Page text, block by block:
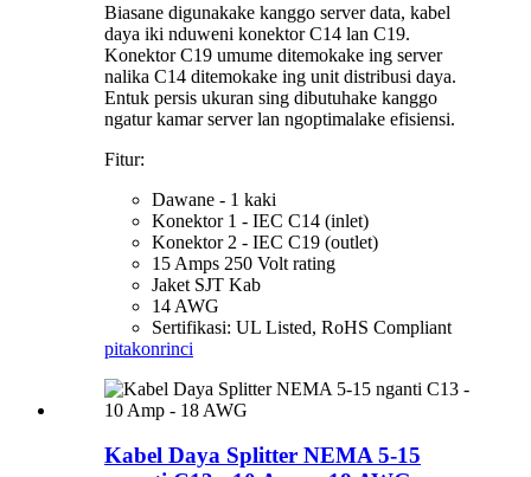
Biasane digunakake kanggo server data, kabel
daya iki nduweni konektor C14 lan C19.
Konektor C19 umume ditemokake ing server
nalika C14 ditemokake ing unit distribusi daya.
Entuk persis ukuran sing dibutuhake kanggo
ngatur kamar server lan ngoptimalake efisiensi.
Fitur:
Dawane - 1 kaki
Konektor 1 - IEC C14 (inlet)
Konektor 2 - IEC C19 (outlet)
15 Amps 250 Volt rating
Jaket SJT Kab
14 AWG
Sertifikasi: UL Listed, RoHS Compliant
pitakonrinci
Kabel Daya Splitter NEMA 5-15